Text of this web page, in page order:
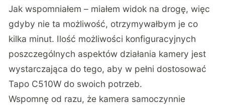
Jak wspomniałem – miałem widok na drogę, więc
gdyby nie ta możliwość, otrzymywałbym je co
kilka minut. Ilość możliwości konfiguracyjnych
poszczególnych aspektów działania kamery jest
wystarczająca do tego, aby w pełni dostosować
Tapo C510W do swoich potrzeb.
Wspomnę od razu, że kamera samoczynnie